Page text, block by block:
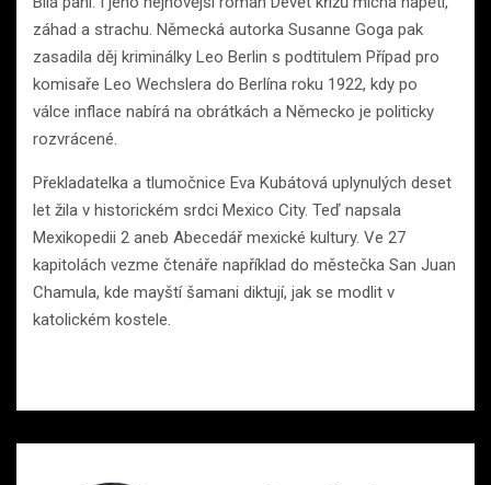
záhad a strachu. Německá autorka Susanne Goga pak
zasadila děj kriminálky Leo Berlin s podtitulem Případ pro
komisaře Leo Wechslera do Berlína roku 1922, kdy po
válce inflace nabírá na obrátkách a Německo je politicky
rozvrácené.
Překladatelka a tlumočnice Eva Kubátová uplynulých deset
let žila v historickém srdci Mexico City. Teď napsala
Mexikopedii 2 aneb Abecedář mexické kultury. Ve 27
kapitolách vezme čtenáře například do městečka San Juan
Chamula, kde mayští šamani diktují, jak se modlit v
katolickém kostele.